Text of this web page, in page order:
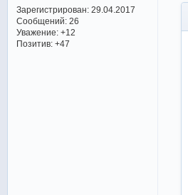
Зарегистрирован: 29.04.2017
Сообщений:26
Уважение: +12
Позитив: +47